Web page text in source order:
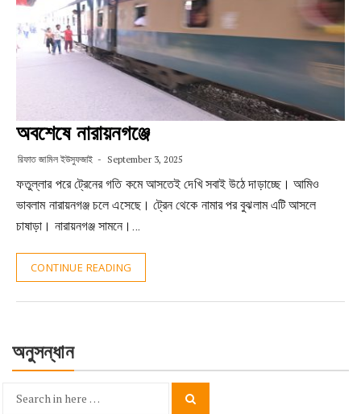
অবশেষে নারায়নগঞ্জে
রিফাত জামিল ইউসুফজাই September 3, 2025
ফতুল্লার পরে ট্রেনের গতি কমে আসতেই দেখি সবাই উঠে দাড়াচ্ছে। আমিও
ভাবলাম নারায়নগঞ্জ চলে এসেছে। ট্রেন থেকে নামার পর বুঝলাম এটি আসলে
চাষাড়া। নারায়নগঞ্জ সামনে।…
CONTINUE READING
অনুসন্ধান
Search